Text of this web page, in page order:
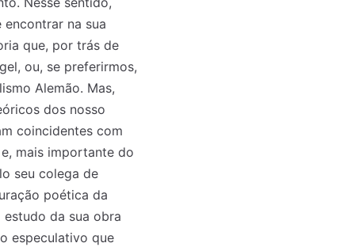
na sua
que, por trás de
ou, se preferirmos,
Alemão. Mas,
dos nosso
coincidentes com
mais importante do
seu colega de
poética da
da sua obra
especulativo que